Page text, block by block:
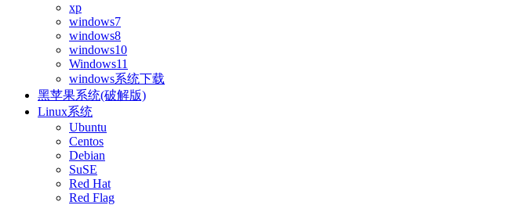
xp
windows7
windows8
windows10
Windows11
windows系统下载
黑苹果系统(破解版)
Linux系统
Ubuntu
Centos
Debian
SuSE
Red Hat
Red Flag